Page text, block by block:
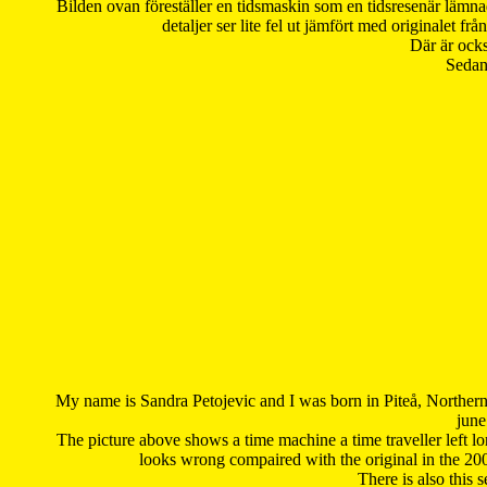
Bilden ovan föreställer en tidsmaskin som en tidsresenär
detaljer ser lite fel ut jämfört med originalet
Där är
My name is Sandra Petojevic and I was born in Piteå,
The picture above shows a time machine a time traveller left
looks wrong compaired with the original in the
There is also this